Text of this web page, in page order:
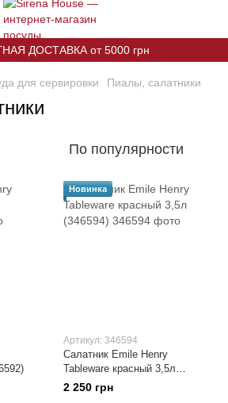
ДОСТАВКА от 5000 грн
для сервировки Пиалы, салатники
По популярности
Новинка
Артикул: 346594
Салатник Emile Henry
Tableware красный 3,5л
(346594)
2 250 грн